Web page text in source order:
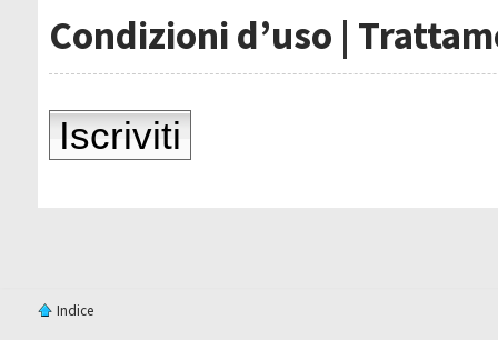
Condizioni d’uso |
Iscriviti
Indice